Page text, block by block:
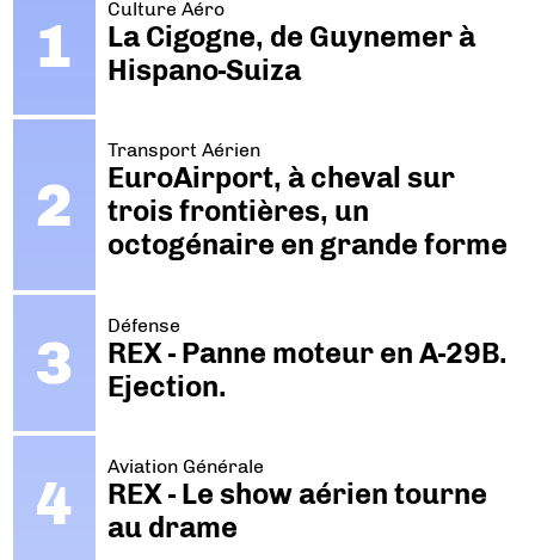
Culture Aéro
La Cigogne, de Guynemer à
Hispano-Suiza
Transport Aérien
EuroAirport, à cheval sur
trois frontières, un
octogénaire en grande forme
Défense
REX - Panne moteur en A-29B.
Ejection.
Aviation Générale
REX - Le show aérien tourne
au drame